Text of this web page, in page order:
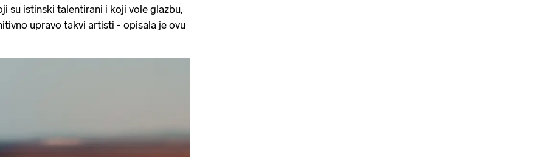
su istinski talentirani i koji vole glazbu,
upravo takvi artisti - opisala je ovu